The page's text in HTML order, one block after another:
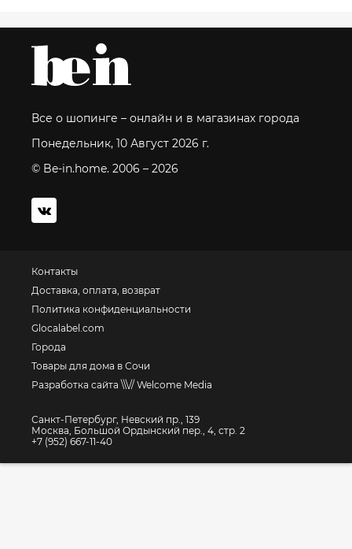
Все о шопинге – онлайн и в магазинах города
Понедельник, 10 Август 2026 г.
© Be-in.home. 2006 – 2026
Контакты
Доставка, оплата, возврат
Политика конфиденциальности
Glocalabel.com
Города
Товары для дома в Сочи
Разработка сайта \\\// Welcome Media
Санкт-Петербург, Невский пр., 139
Москва, Большой Ордынский пер., 4, стр. 2
+7 (952) 667-11-40